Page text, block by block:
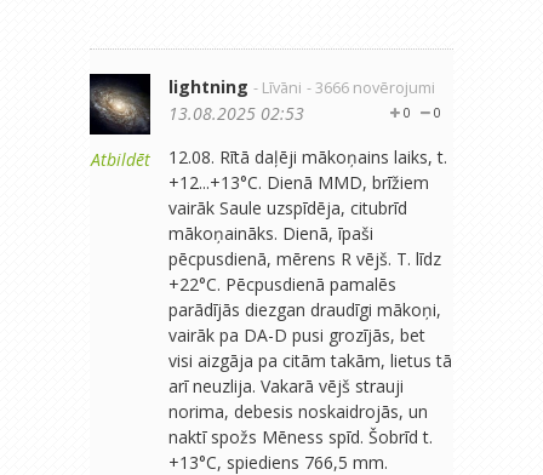
Atbildēt
lightning - Līvāni - 3666 novērojumi
0
0
13.08.2025 02:53
12.08. Rītā daļēji mākoņains laiks, t.
+12...+13°C. Dienā MMD, brīžiem
vairāk Saule uzspīdēja, citubrīd
mākoņaināks. Dienā, īpaši
pēcpusdienā, mērens R vējš. T. līdz
+22°C. Pēcpusdienā pamalēs
parādījās diezgan draudīgi mākoņi,
vairāk pa DA-D pusi grozījās, bet
visi aizgāja pa citām takām, lietus tā
arī neuzlija. Vakarā vējš strauji
norima, debesis noskaidrojās, un
naktī spožs Mēness spīd. Šobrīd t.
+13°C, spiediens 766,5 mm.